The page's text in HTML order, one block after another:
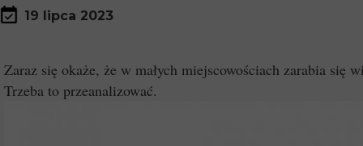
19 lipca 2023
Zaraz się okaże, że w małych miejscowościach zarabia
Trzeba to przeanalizować.